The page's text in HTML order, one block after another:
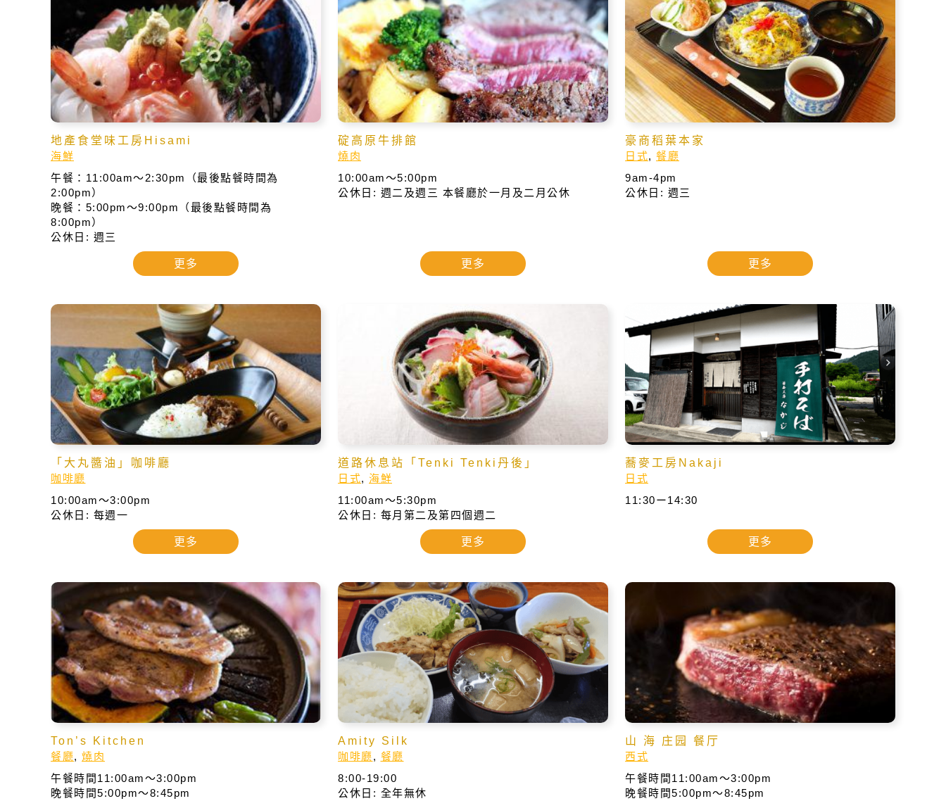
地產食堂味工房Hisami
海鮮
午餐：11:00am～2:30pm（最後點餐時間為
2:00pm）
晚餐：5:00pm～9:00pm（最後點餐時間為
8:00pm）
公休日: 週三
更多
碇高原牛排館
燒肉
10:00am～5:00pm
公休日: 週二及週三 本餐廳於一月及二月公休
更多
豪商稻葉本家
日式, 餐廳
9am-4pm
公休日: 週三
更多
「大丸醬油」咖啡廳
咖啡廳
10:00am～3:00pm
公休日: 每週一
更多
道路休息站「Tenki Tenki丹後」
日式, 海鮮
11:00am～5:30pm
公休日: 每月第二及第四個週二
更多
蕎麥工房Nakaji
日式
11:30ー14:30
更多
Ton’s Kitchen
餐廳, 燒肉
午餐時間11:00am～3:00pm
晚餐時間5:00pm～8:45pm
Amity Silk
咖啡廳, 餐廳
8:00-19:00
公休日: 全年無休
山 海 庄园 餐厅
西式
午餐時間11:00am～3:00pm
晚餐時間5:00pm～8:45pm